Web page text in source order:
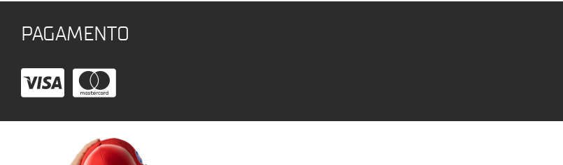
PAGAMENTO